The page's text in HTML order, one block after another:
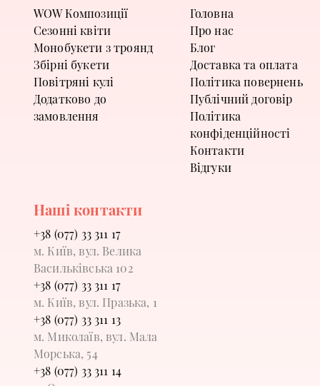
WOW Композиції
Сезонні квіти
Монобукети з троянд
Збірні букети
Повітряні кулі
Додатково до
замовлення
Головна
Про нас
Блог
Доставка та оплата
Політика повернень
Публічний договір
Політика
конфіденційності
Контакти
Відгуки
Наші контакти
+38 (077) 33 311 17
м. Київ, вул. Велика
Васильківська 102
+38 (077) 33 311 17
м. Київ, вул. Празька, 1
+38 (077) 33 311 13
м. Миколаїв, вул. Мала
Морська, 54
+38 (077) 33 311 14